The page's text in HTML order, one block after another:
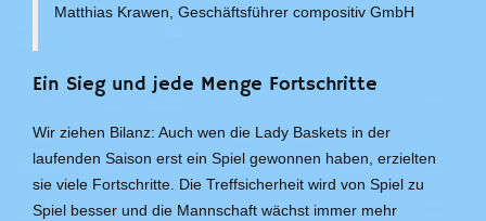
Matthias Krawen, Geschäftsführer compositiv GmbH
Ein Sieg und jede Menge Fortschritte
Wir ziehen Bilanz: Auch wen die Lady Baskets in der
laufenden Saison erst ein Spiel gewonnen haben, erzielten
sie viele Fortschritte. Die Treffsicherheit wird von Spiel zu
Spiel besser und die Mannschaft wächst immer mehr